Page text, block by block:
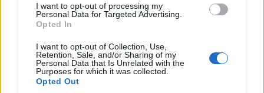
I want to opt-out of processing my
Personal Data for Targeted Advertising.
Opted In
I want to opt-out of Collection, Use,
Retention, Sale, and/or Sharing of my
Personal Data that Is Unrelated with the
Purposes for which it was collected.
Opted Out
ΣΑΝ ΣΗΜΕΡΑ...ΣΤΟΝ ΠΟΝΤΟ ΚΑΙ ΑΛΛΟΥ